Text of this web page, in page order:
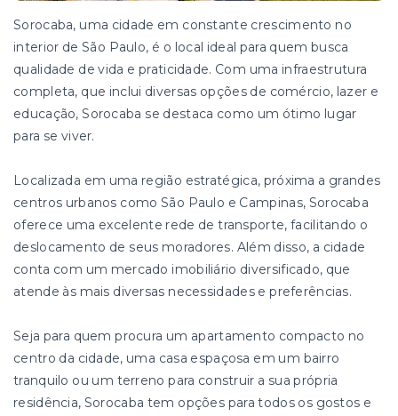
Sorocaba, uma cidade em constante crescimento no
interior de São Paulo, é o local ideal para quem busca
qualidade de vida e praticidade. Com uma infraestrutura
completa, que inclui diversas opções de comércio, lazer e
educação, Sorocaba se destaca como um ótimo lugar
para se viver.
Localizada em uma região estratégica, próxima a grandes
centros urbanos como São Paulo e Campinas, Sorocaba
oferece uma excelente rede de transporte, facilitando o
deslocamento de seus moradores. Além disso, a cidade
conta com um mercado imobiliário diversificado, que
atende às mais diversas necessidades e preferências.
Seja para quem procura um apartamento compacto no
centro da cidade, uma casa espaçosa em um bairro
tranquilo ou um terreno para construir a sua própria
residência, Sorocaba tem opções para todos os gostos e